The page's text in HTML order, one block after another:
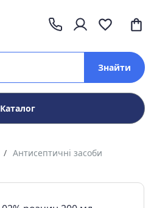
Каталог
Знайти
Антисептичні засоби